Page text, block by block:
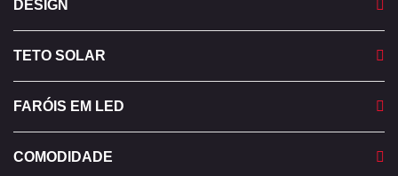
DESIGN
TETO SOLAR
FARÓIS EM LED
COMODIDADE